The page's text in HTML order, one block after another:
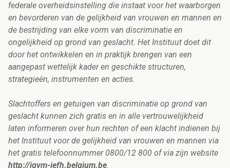
federale overheidsinstelling die instaat voor het waarborgen
en bevorderen van de gelijkheid van vrouwen en mannen en
de bestrijding van elke vorm van discriminatie en
ongelijkheid op grond van geslacht. Het Instituut doet dit
door het ontwikkelen en in praktijk brengen van een
aangepast wettelijk kader en geschikte structuren,
strategieën, instrumenten en acties.
Slachtoffers en getuigen van discriminatie op grond van
geslacht kunnen zich gratis en in alle vertrouwelijkheid
laten informeren over hun rechten of een klacht indienen bij
het Instituut voor de gelijkheid van vrouwen en mannen via
het gratis telefoonnummer 0800/12 800 of via zijn website
http://igvm-iefh.belgium.be.